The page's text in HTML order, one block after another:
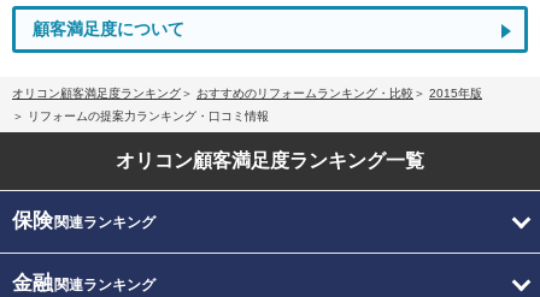
顧客満足度について
オリコン顧客満足度ランキング おすすめのリフォームランキング・比較
2015年版
リフォームの提案力ランキング・口コミ情報
オリコン顧客満足度ランキング一覧
保険関連ランキング
金融関連ランキング